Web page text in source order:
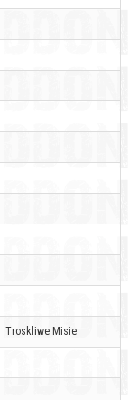
Troskliwe Misie